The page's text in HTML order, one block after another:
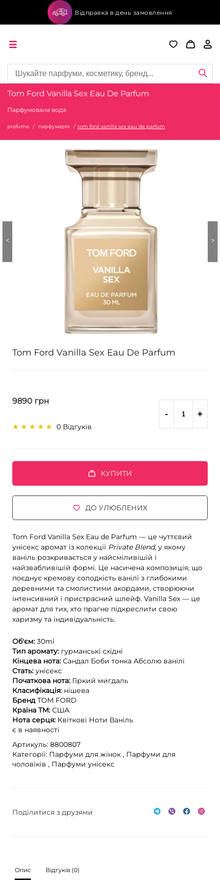
Відправка в день замовлення
Tom Ford Vanilla Sex Eau De Parfum
Парфумована вода
profumo парфумерія tom ford vanilla sex eau de parfum
Tom Ford Vanilla Sex Eau De Parfum
9890 грн
0 Відгуків
Tom Ford Vanilla Sex Eau de Parfum — це чуттєвий
унісекс аромат із колекції Private Blend, у якому
ваніль розкривається у найсміливішій і
найзвабливішій формі. Це насичена композиція, що
поєднує кремову солодкість ванілі з глибокими
деревними та смолистими акордами, створюючи
інтенсивний і пристрасний шлейф. Vanilla Sex — це
аромат для тих, хто прагне підкреслити свою
харизму та індивідуальність.
Об'єм: 30ml
Тип аромату: гурманські східні
Кінцева нота: Сандал Боби тонка Абсолю ванілі
Стать: унісекс
Початкова нота: Гіркий мигдаль
Класифікація: нішева
БрендTOM FORD
Країна ТМ: США
Нота серця: Квіткові Ноти Ваніль
є в наявності
КУПИТИ
ДО УЛЮБЛЕНИХ
Артикуль: 8800807
Категорії: Парфуми для жінок , Парфуми для
чоловіків , Парфуми унісекс
Поділитися з друзями
Опис Відгуків (0)